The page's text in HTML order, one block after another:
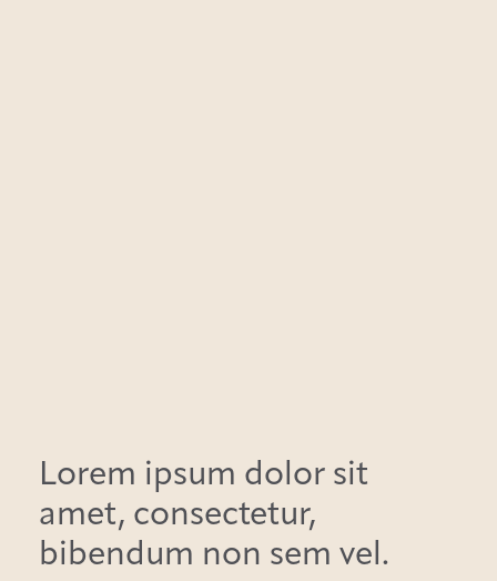
Lorem ipsum dolor sit
amet, consectetur,
bibendum non sem vel.